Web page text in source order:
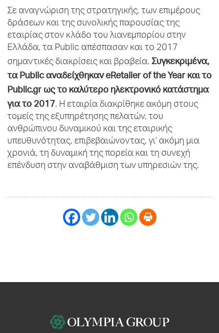
Σε αναγνώριση της στρατηγικής, των επιμέρους
δράσεων και της συνολικής παρουσίας της
εταιρίας στον κλάδο του λιανεμπορίου στην
Ελλάδα, τα Public απέσπασαν και το 2017
σημαντικές διακρίσεις και βραβεία. Συγκεκριμένα,
ταPublicαναδείχθηκανeRetailer oftheYear και το
Public.gr ως το καλύτερο ηλεκτρονικό κατάστημα
για το 2017. Η εταιρία διακρίθηκε ακόμη στους
τομείς της εξυπηρέτησης πελατών, του
ανθρώπινου δυναμικού και της εταιρικής
υπευθυνότητας, επιβεβαιώνοντας, γι’ ακόμη μια
χρονιά, τη δυναμική της πορεία και τη συνεχή
επένδυση στην αναβάθμιση των υπηρεσιών της.